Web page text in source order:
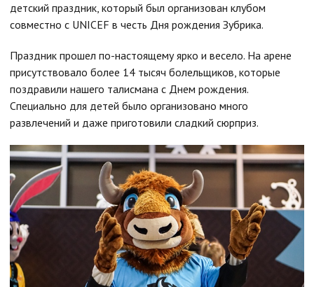
детский праздник, который был организован клубом
совместно с UNICEF в честь Дня рождения Зубрика.
Праздник прошел по-настоящему ярко и весело. На арене
присутствовало более 14 тысяч болельщиков, которые
поздравили нашего талисмана с Днем рождения.
Специально для детей было организовано много
развлечений и даже приготовили сладкий сюрприз.